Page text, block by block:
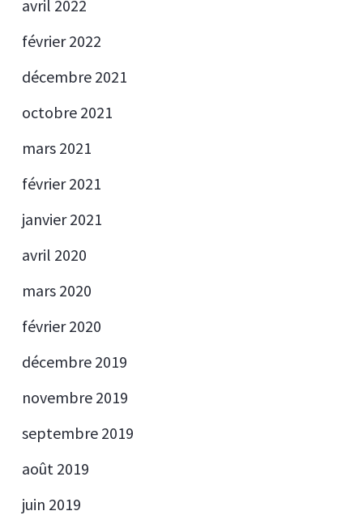
avril 2022
février 2022
décembre 2021
octobre 2021
mars 2021
février 2021
janvier 2021
avril 2020
mars 2020
février 2020
décembre 2019
novembre 2019
septembre 2019
août 2019
juin 2019